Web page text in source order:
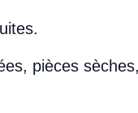
pièces